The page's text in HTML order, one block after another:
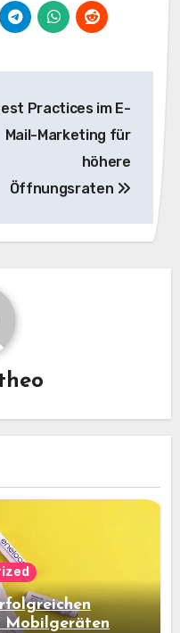
Practices im E-
Mail-Marketing für
höhere
Öffnungsraten
Mobilgeräten